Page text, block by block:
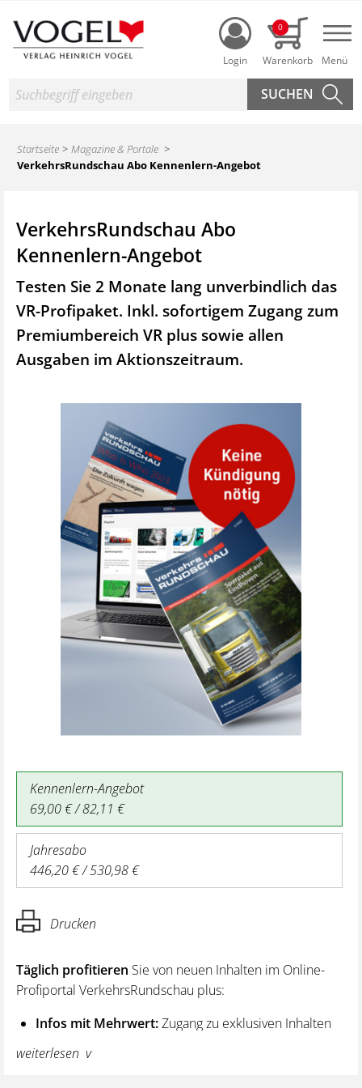
Login
0
Suche
Startseite
Magazine & Portale
VerkehrsRundschau Abo Kennenlern-Angebot
VerkehrsRundschau Abo
Kennenlern-Angebot
Testen Sie 2 Monate lang unverbindlich das
VR-Profipaket. Inkl. sofortigem Zugang zum
Premiumbereich VR plus sowie allen
Ausgaben im Aktionszeitraum.
Kennenlern-Angebot
69,00 € / 82,11 €
Jahresabo
446,20 € / 530,98 €
Drucken
Täglich profitieren Sie von neuen Inhalten im Online-
Profiportal VerkehrsRundschau plus:
Infos mit Mehrwert:Zugang zu exklusiven Inhalten
und Hintergrundwissen – von aktuellen Regelungen
wie z. B. bei den Lenk- und Ruhezeiten,
weiterlesen